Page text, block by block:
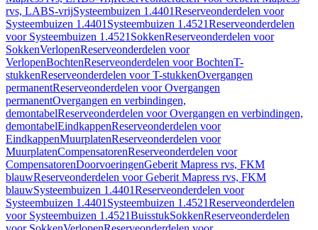
rvs, LABS-vrijSysteembuizen 1.4401Reserveonderdelen voor
Systeembuizen 1.4401 Systeembuizen 1.4521Reserveonderdelen
voor Systeembuizen 1.4521 SokkenReserveonderdelen voor
SokkenVerlopenReserveonderdelen voor
VerlopenBochtenReserveonderdelen voor BochtenT-
stukkenReserveonderdelen voor T-stukkenOvergangen
permanentReserveonderdelen voor Overgangen
permanentOvergangen en verbindingen,
demontabelReserveonderdelen voor Overgangen en verbindingen,
demontabelEindkappenReserveonderdelen voor
EindkappenMuurplatenReserveonderdelen voor
MuurplatenCompensatorenReserveonderdelen voor
CompensatorenDoorvoeringenGeberit Mapress rvs, FKM
blauwReserveonderdelen voor Geberit Mapress rvs, FKM
blauwSysteembuizen 1.4401Reserveonderdelen voor
Systeembuizen 1.4401 Systeembuizen 1.4521Reserveonderdelen
voor Systeembuizen 1.4521BuisstukSokkenReserveonderdelen